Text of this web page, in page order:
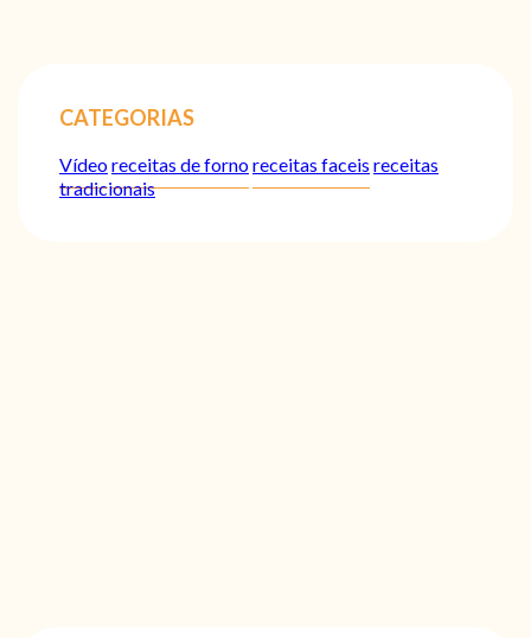
CATEGORIAS
Vídeoreceitas de fornoreceitas faceis receitas
tradicionais